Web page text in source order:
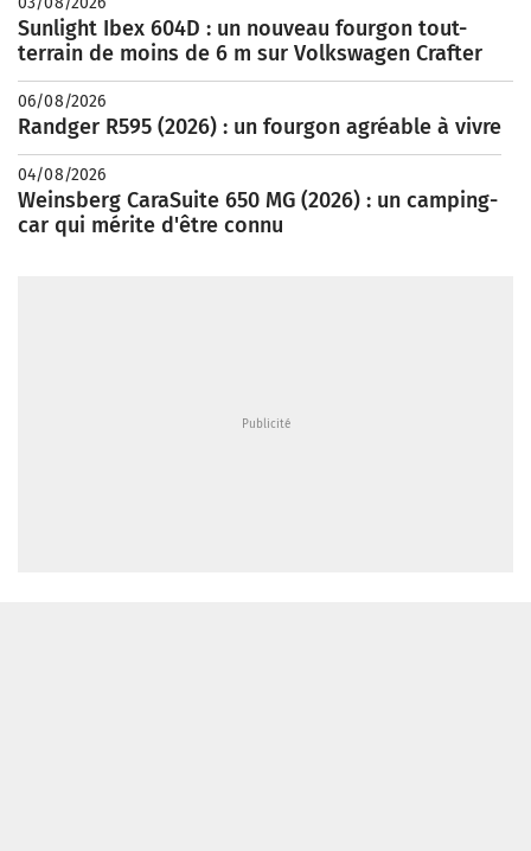
Sunlight Ibex 604D : un nouveau fourgon tout-
terrain de moins de 6 m sur Volkswagen Crafter
06/08/2026
Randger R595 (2026) : un fourgon agréable à vivre
04/08/2026
Weinsberg CaraSuite 650 MG (2026) : un camping-
car qui mérite d'être connu